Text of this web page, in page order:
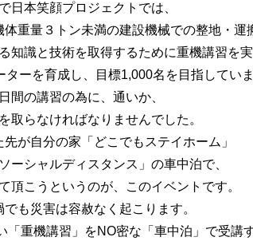
日本笑顔プロジェクトでは、
重量３トン未満の建設機械での整地・運
知識と技術を取得するために重機講習を実
ーを育成し、目標1,000名を目指していま
間の講習の為に、通いか、
取らなければなりませんでした。
が自分の家「どこでもステイホーム」
ーシャルディスタンス」の車中泊で、
頂こうというのが、このイベントです。
でも災害は容赦なく起こります。
「重機講習」をNO密な「車中泊」で受講